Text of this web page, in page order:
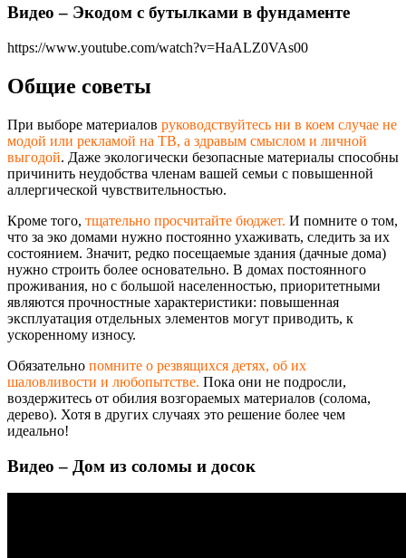
Видео – Экодом с бутылками в фундаменте
https://www.youtube.com/watch?v=HaALZ0VAs00
Общие советы
При выборе материалов руководствуйтесь ни в коем случае не
модой или рекламой на ТВ, а здравым смыслом и личной
выгодой. Даже экологически безопасные материалы способны
причинить неудобства членам вашей семьи с повышенной
аллергической чувствительностью.
Кроме того, тщательно просчитайте бюджет. И помните о том,
что за эко домами нужно постоянно ухаживать, следить за их
состоянием. Значит, редко посещаемые здания (дачные дома)
нужно строить более основательно. В домах постоянного
проживания, но с большой населенностью, приоритетными
являются прочностные характеристики: повышенная
эксплуатация отдельных элементов могут приводить, к
ускоренному износу.
Обязательно помните о резвящихся детях, об их
шаловливости и любопытстве. Пока они не подросли,
воздержитесь от обилия возгораемых материалов (солома,
дерево). Хотя в других случаях это решение более чем
идеально!
Видео – Дом из соломы и досок